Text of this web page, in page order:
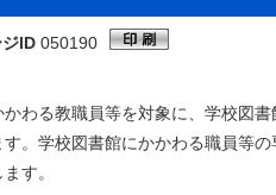
ID 050190
わる教職員等を対象に、学校図
。学校図書館にかかわる職員等
す。